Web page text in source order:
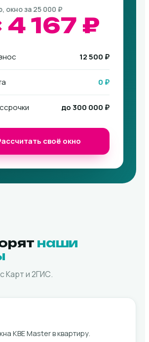
окно за 25 000 ₽
4 167 ₽
12 500 ₽
0 ₽
до 300 000 ₽
своё окно
наши
Карт и 2ГИС.
KBE Master в квартиру.